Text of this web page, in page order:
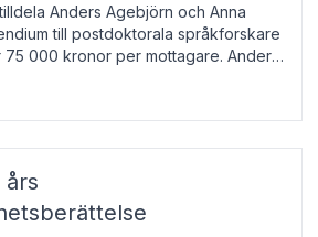
Anders Agebjörn och Anna
till postdoktorala språkforskare
000 kronor per mottagare. Anders
års